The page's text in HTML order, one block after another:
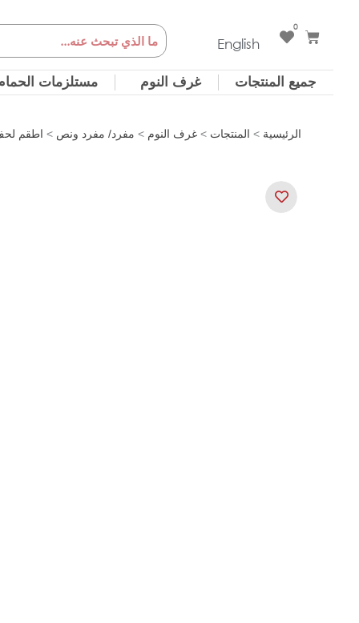
Search English
0
Cart
جميع المنتجات غرف النوم مستلزمات
الرئيسية > المنتجات > غرف النوم > مفرد/ مفرد ونص > اطقم